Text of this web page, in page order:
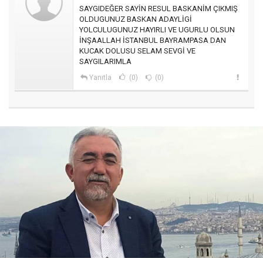
SAYGIDEĞER SAYİN RESUL BASKANİM ÇIKMIŞ
OLDUGUNUZ BASKAN ADAYLİGİ
YOLCULUGUNUZ HAYIRLI VE UGURLU OLSUN
İNŞAALLAH İSTANBUL BAYRAMPASA DAN
KUCAK DOLUSU SELAM SEVGİ VE
SAYGILARIMLA
Yanıtla (0) (0)